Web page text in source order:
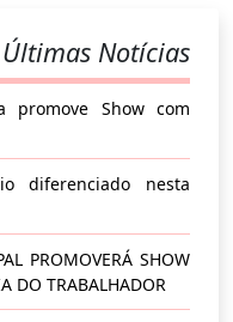
Últimas Notícias
promove Show com
diferenciado nesta
PROMOVERÁ SHOW
DO TRABALHADOR